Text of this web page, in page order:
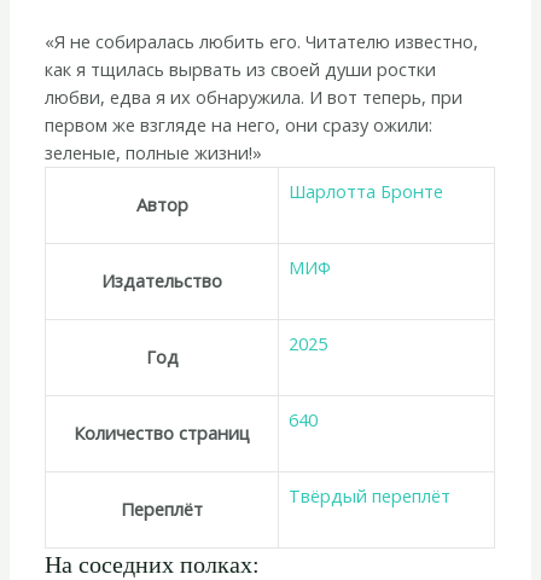
«Я не собиралась любить его. Читателю известно,
как я тщилась вырвать из своей души ростки
любви, едва я их обнаружила. И вот теперь, при
первом же взгляде на него, они сразу ожили:
зеленые, полные жизни!»
Автор
Шарлотта Бронте
Издательство
МИФ
Год
2025
Количество страниц
640
Переплёт
Твёрдый переплёт
На соседних полках: